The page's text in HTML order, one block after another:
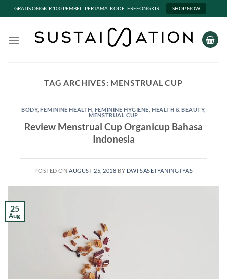
GRATIS ONGKIR 100 PEMBELI PERTAMA. KODE: FREEONGKIR SHOP NOW
TAG ARCHIVES: MENSTRUAL CUP
BODY,FEMININE HEALTH FEMININE HYGIENE ,HEALTH & BEAUTY,
MENSTRUAL CUP
Review Menstrual Cup Organicup Bahasa
Indonesia
POSTED ONAUGUST 25, 2018 BY DWI SASETYANINGTYAS
25
Aug